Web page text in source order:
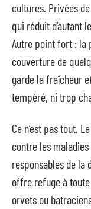
cultures. Privées
qui réduit d’autant
Autre point fort : la
couverture de
garde la fraîcheur
tempéré, ni trop
Ce n’est pas tout.
contre les
responsables de la
offre refuge à
orvets ou